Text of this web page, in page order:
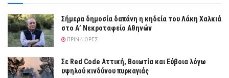
Σήμερα δημοσία δαπάνη η κηδεία του Λάκη Χαλκιά
στο Α’ Νεκροταφείο Αθηνών
ΠΡΙΝ 4 ΏΡΕΣ
Σε Red Code Αττική, Βοιωτία και Εύβοια λόγω
υψηλού κινδύνου πυρκαγιάς